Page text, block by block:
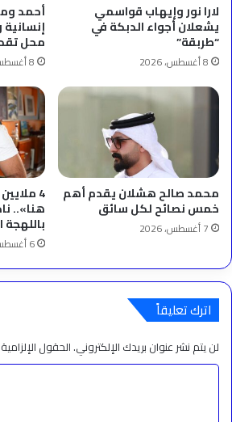
لارا نور وإيهاب قواسمي
يشعلان أجواء الدبكة في
“طربقة”
8 أغسطس، 2026
أحمد
محل
8 أغسطس، 2026
محمد صالح هشلان يقدم أهم
خمس نصائح لكل سائق
7 أغسطس، 2026
4
هنا»..
6 أغسطس، 2026
اترك تعليقاً
لن يتم نشر عنوان بريدك الإلكتروني.الحقول